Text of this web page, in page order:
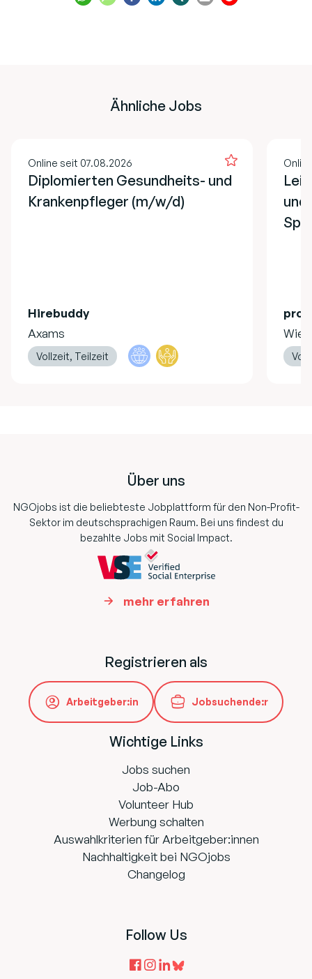
Ähnliche Jobs
Online seit 07.08.2026
Diplomierten Gesundheits- und
Krankenpfleger (m/w/d)
Hirebuddy
Axams
Vollzeit, Teilzeit
und
pro
Wien
Über uns
NGOjobs ist die beliebteste Jobplattform für den Non-Profit-
Sektor im deutschsprachigen Raum. Bei uns findest du
bezahlte Jobs mit Social Impact.
mehr erfahren
Registrieren als
Arbeitgeber:in Jobsuchende:r
Wichtige Links
Jobs suchen
Job-Abo
Volunteer Hub
Werbung schalten
Auswahlkriterien für Arbeitgeber:innen
Nachhaltigkeit bei NGOjobs
Changelog
Follow Us